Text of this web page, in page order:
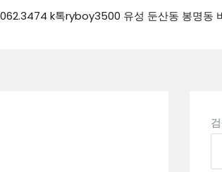
k톡ryboy3500 유성 둔산동 봉명동